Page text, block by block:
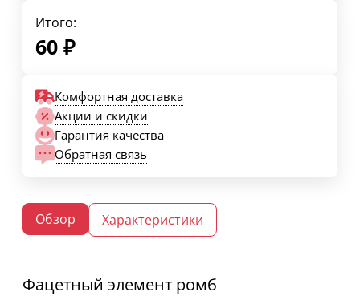
Итого:
60 ₽
Комфортная доставка
Акции и скидки
Гарантия качества
Обратная связь
Обзор Характеристики
Фацетный элемент ромб